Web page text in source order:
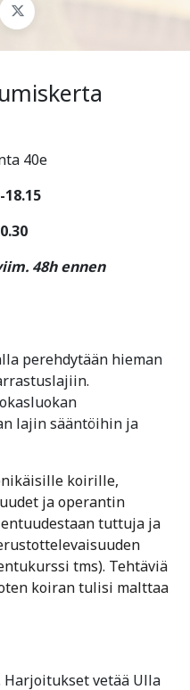
40e
48h ennen
perehdytään hieman
lajin sääntöihin ja
koirille,
ja operantin
tuttuja ja
tms). Tehtäviä
koiran tulisi malttaa
Harjoitukset vetää Ulla